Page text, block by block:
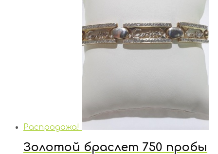
Распродажа!
Золотой браслет 750 пробы